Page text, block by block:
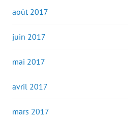
août 2017
juin 2017
mai 2017
avril 2017
mars 2017